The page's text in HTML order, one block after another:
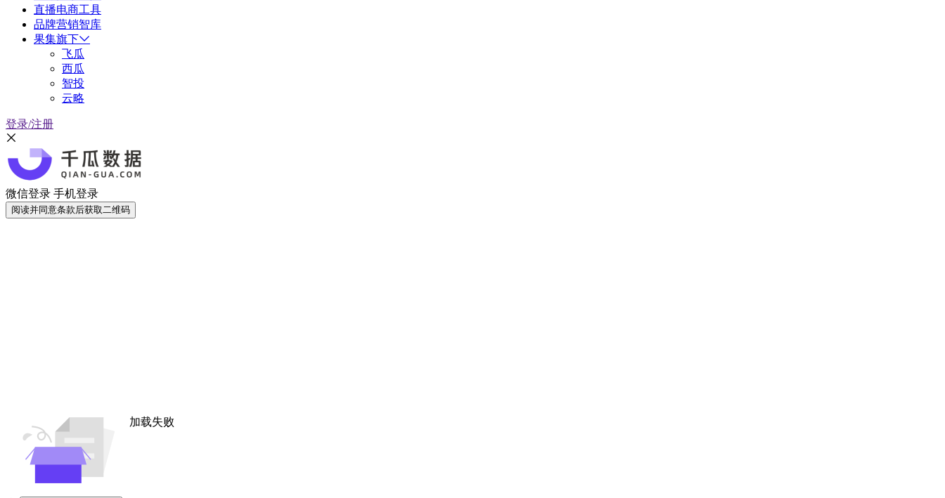
直播电商工具
品牌营销智库
果集旗下
飞瓜
西瓜
智投
云略
登录/注册
微信登录 手机登录
阅读并同意条款后获取二维码
加载失败